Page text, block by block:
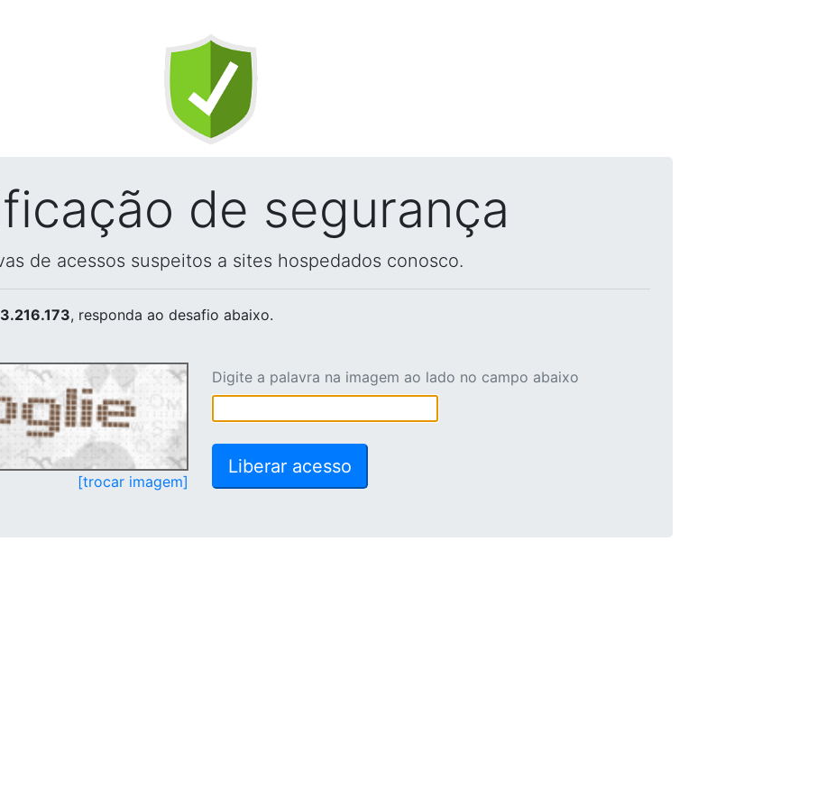
de segurança
de acessos suspeitos a sites hospedados conosco.
, responda ao desafio abaixo.
[trocar imagem]
Digite a palavra na imagem ao lado no campo abaixo